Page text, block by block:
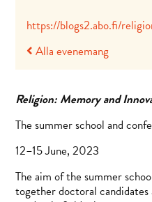
https://blogs2.abo.fi/
Alla evenemang
Religion: Memory and
The summer school and
12–15 June, 2023
The aim of the summer
together doctoral